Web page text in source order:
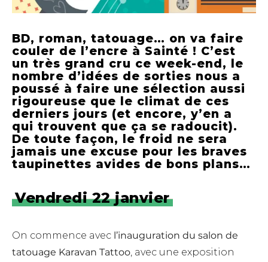
BD, roman, tatouage… on va faire
couler de l’encre à Sainté ! C’est
un très grand cru ce week-end, le
nombre d’idées de sorties nous a
poussé à faire une sélection aussi
rigoureuse que le climat de ces
derniers jours (et encore, y’en a
qui trouvent que ça se radoucit).
De toute façon, le froid ne sera
jamais une excuse pour les braves
taupinettes avides de bons plans…
Vendredi 22 janvier
On commence avec l’inauguration du salon de
tatouage Karavan Tattoo, avec une exposition